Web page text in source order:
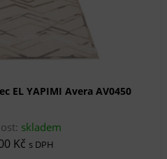
EL YAPIMI Avera AV0450
skladem
Kč s DPH